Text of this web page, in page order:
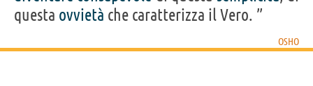
questa ovvietà che caratterizza il Vero. ”
OSHO